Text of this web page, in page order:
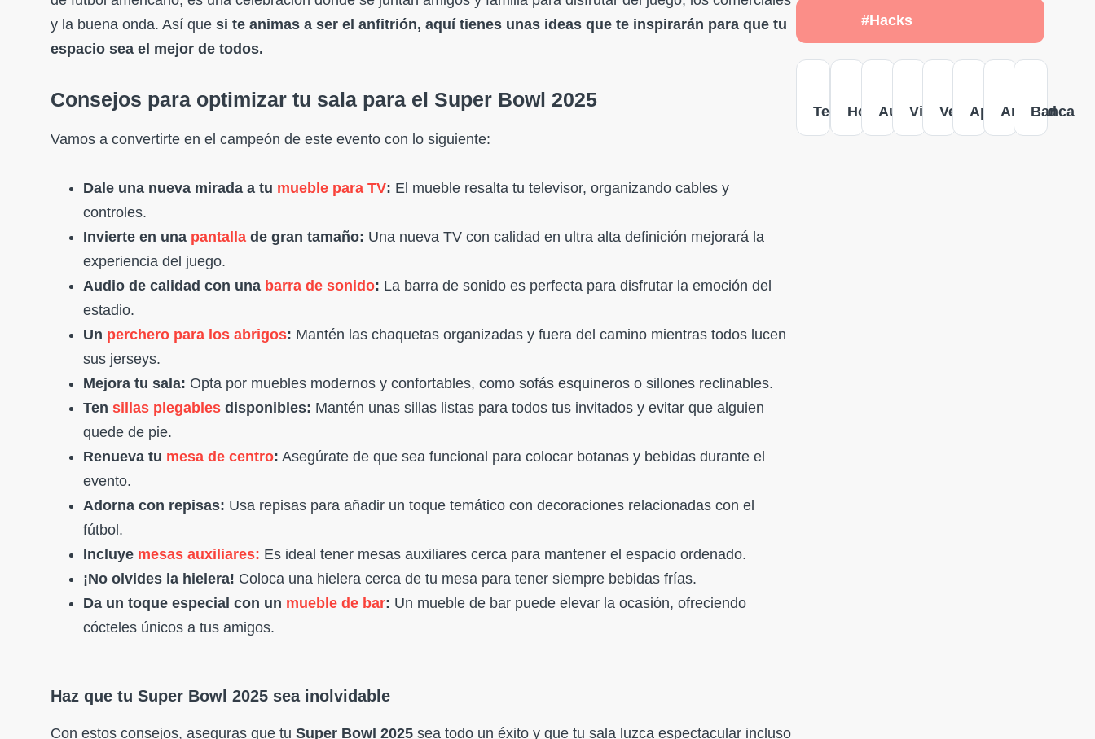
y la buena onda. Así que si te animas a ser el anfitrión, aquí tienes unas ideas que te inspirarán para que tu
espacio sea el mejor de todos.
Consejos para optimizar tu sala para el Super Bowl 2025
Vamos a convertirte en el campeón de este evento con lo siguiente:
Dale una nueva mirada a tu mueble para TV: El mueble resalta tu televisor, organizando cables y
controles.
Invierte en una pantalla de gran tamaño: Una nueva TV con calidad en ultra alta definición mejorará la
experiencia del juego.
Audio de calidad con una barra de sonido: La barra de sonido es perfecta para disfrutar la emoción del
estadio.
Un perchero para los abrigos: Mantén las chaquetas organizadas y fuera del camino mientras todos lucen
sus jerseys.
Mejora tu sala: Opta por muebles modernos y confortables, como sofás esquineros o sillones reclinables.
Ten sillas plegables disponibles: Mantén unas sillas listas para todos tus invitados y evitar que alguien
quede de pie.
Renueva tu mesa de centro: Asegúrate de que sea funcional para colocar botanas y bebidas durante el
evento.
Adorna con repisas: Usa repisas para añadir un toque temático con decoraciones relacionadas con el
fútbol.
Incluye mesas auxiliares: Es ideal tener mesas auxiliares cerca para mantener el espacio ordenado.
¡No olvides la hielera! Coloca una hielera cerca de tu mesa para tener siempre bebidas frías.
Da un toque especial con un mueble de bar: Un mueble de bar puede elevar la ocasión, ofreciendo
cócteles únicos a tus amigos.
Haz que tu Super Bowl 2025 sea inolvidable
Con estos consejos, aseguras que tu Super Bowl 2025 sea todo un éxito y que tu sala luzca espectacular incluso
#Hacks
Tecnología
HogarAutosViajesVersusAppleAndroid
Banca